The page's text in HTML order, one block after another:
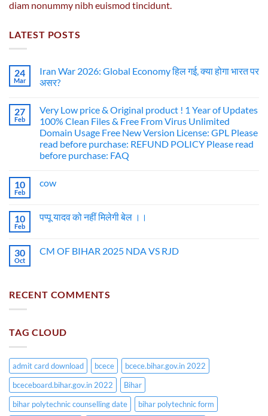
diam nonummy nibh euismod tincidunt.
LATEST POSTS
24
Mar
Iran War 2026: Global Economy हिल गई, क्या होगा भारत पर
असर?
27
Feb
Very Low price & Original product ! 1 Year of Updates
100% Clean Files & Free From Virus Unlimited
Domain Usage Free New Version License: GPL Please
read before purchase: REFUND POLICY Please read
before purchase: FAQ
10
Feb
cow
10
Feb
पप्पू यादव को नहीं मिलेगी बेल ।।
30
Oct
CM OF BIHAR 2025 NDA VS RJD
RECENT COMMENTS
TAG CLOUD
admit card download bcece
bcece.bihar.gov.in 2022
bceceboard.bihar.gov.in 2022
Bihar
bihar polytechnic counselling date
bihar polytechnic form